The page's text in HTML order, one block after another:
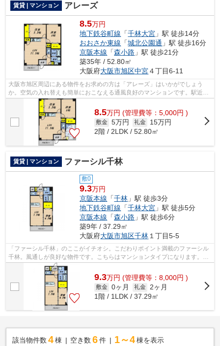
賃貸 | マンション アレーズ
8.5万円
地下鉄谷町線 「千林大宮 」駅 徒歩14分
おおさか東線 「城北公園通 」駅 徒歩16分
京阪本線 「森小路 」駅 徒歩21分
築35年 / 52.80㎡
大阪府大阪市旭区中宮４丁目6-11
大阪市旭区周辺にある物件をお求めの方は「アレーズ」はいかがでしょう
か。空気の入れ替えも簡単におこなえる通風良好のマンションです。駅近く
に立地する物件で、徒歩14分程でアクセ...
8.5万円 (管理費等：5,000円 )
敷金 5万円 礼金
15万円
2階 / 2LDK / 52.80㎡
賃貸 | マンション ファーシル千林
敷0
9.3万円
京阪本線 「千林 」駅 徒歩3分
地下鉄谷町線 「千林大宮 」駅 徒歩5分
京阪本線 「森小路 」駅 徒歩6分
築9年 / 37.29㎡
大阪府大阪市旭区千林 １丁目5-5
「ファーシル千林」のここがイチオシ。こだわりポイント満載のファーシル
千林。風通しが良好な物件です。こちらはマンションタイプになります。で
きるだけ早めに不動産情報を集めたい...
9.3万円 (管理費等：8,000円 )
敷金 0ヶ月 礼金
2ヶ月
1階 / 1LDK / 37.29㎡
該当物件数 4棟 空き数 6 件 1～4 棟を表示